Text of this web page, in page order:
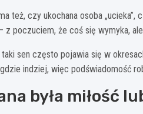
też, czy ukochana osoba
z poczuciem, że coś się wymyka,
sen często pojawia się w
indziej, więc podświadomość
była miłość